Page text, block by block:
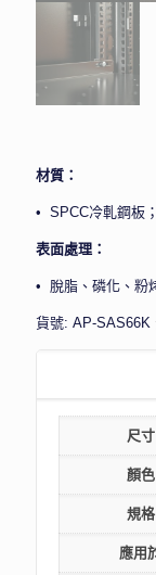
材質：
• SPCC冷軋鋼板
表面處理：
• 脫脂、磷化、粉
貨號: AP-SAS66K
尺寸
顏色
規格
應用